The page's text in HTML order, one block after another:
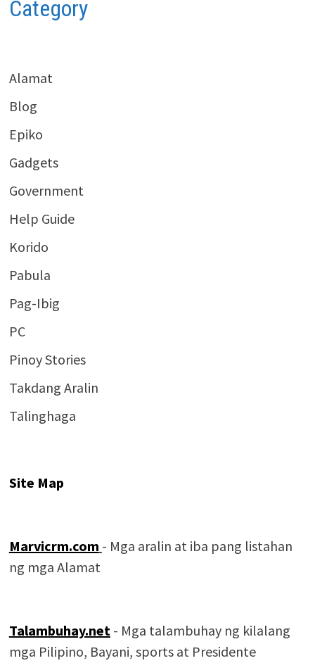
Category
Alamat
Blog
Epiko
Gadgets
Government
Help Guide
Korido
Pabula
Pag-Ibig
PC
Pinoy Stories
Takdang Aralin
Talinghaga
Site Map
Marvicrm.com - Mga aralin at iba pang listahan
ng mga Alamat
Talambuhay.net- Mga talambuhay ng kilalang
mga Pilipino, Bayani, sports at Presidente